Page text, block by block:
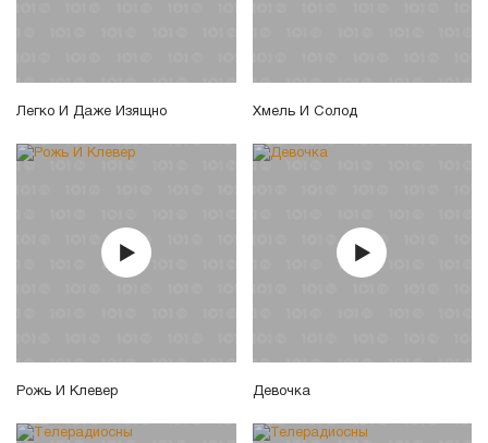
Легко И Даже Изящно Хмель И Солод
Рожь И Клевер Девочка